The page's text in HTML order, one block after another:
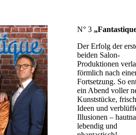
N° 3 „
Der Erfolg der
beiden Salon-
Produktionen
förmlich nach
Fortsetzung. So
ein Abend voller
Kunststücke,
Ideen und
Illusionen –
lebendig und